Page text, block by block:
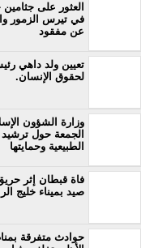
العثور على
في تيرس الزمور
عن مفقود
تعيين ولد داهي
لحقوق الإنسان.
وزارة الشؤون
الجمعة حول ترشيد
الطبيعية وحمايتها
فاة قبطان إثر
صيد بميناء خليج
حوادث متفرقة